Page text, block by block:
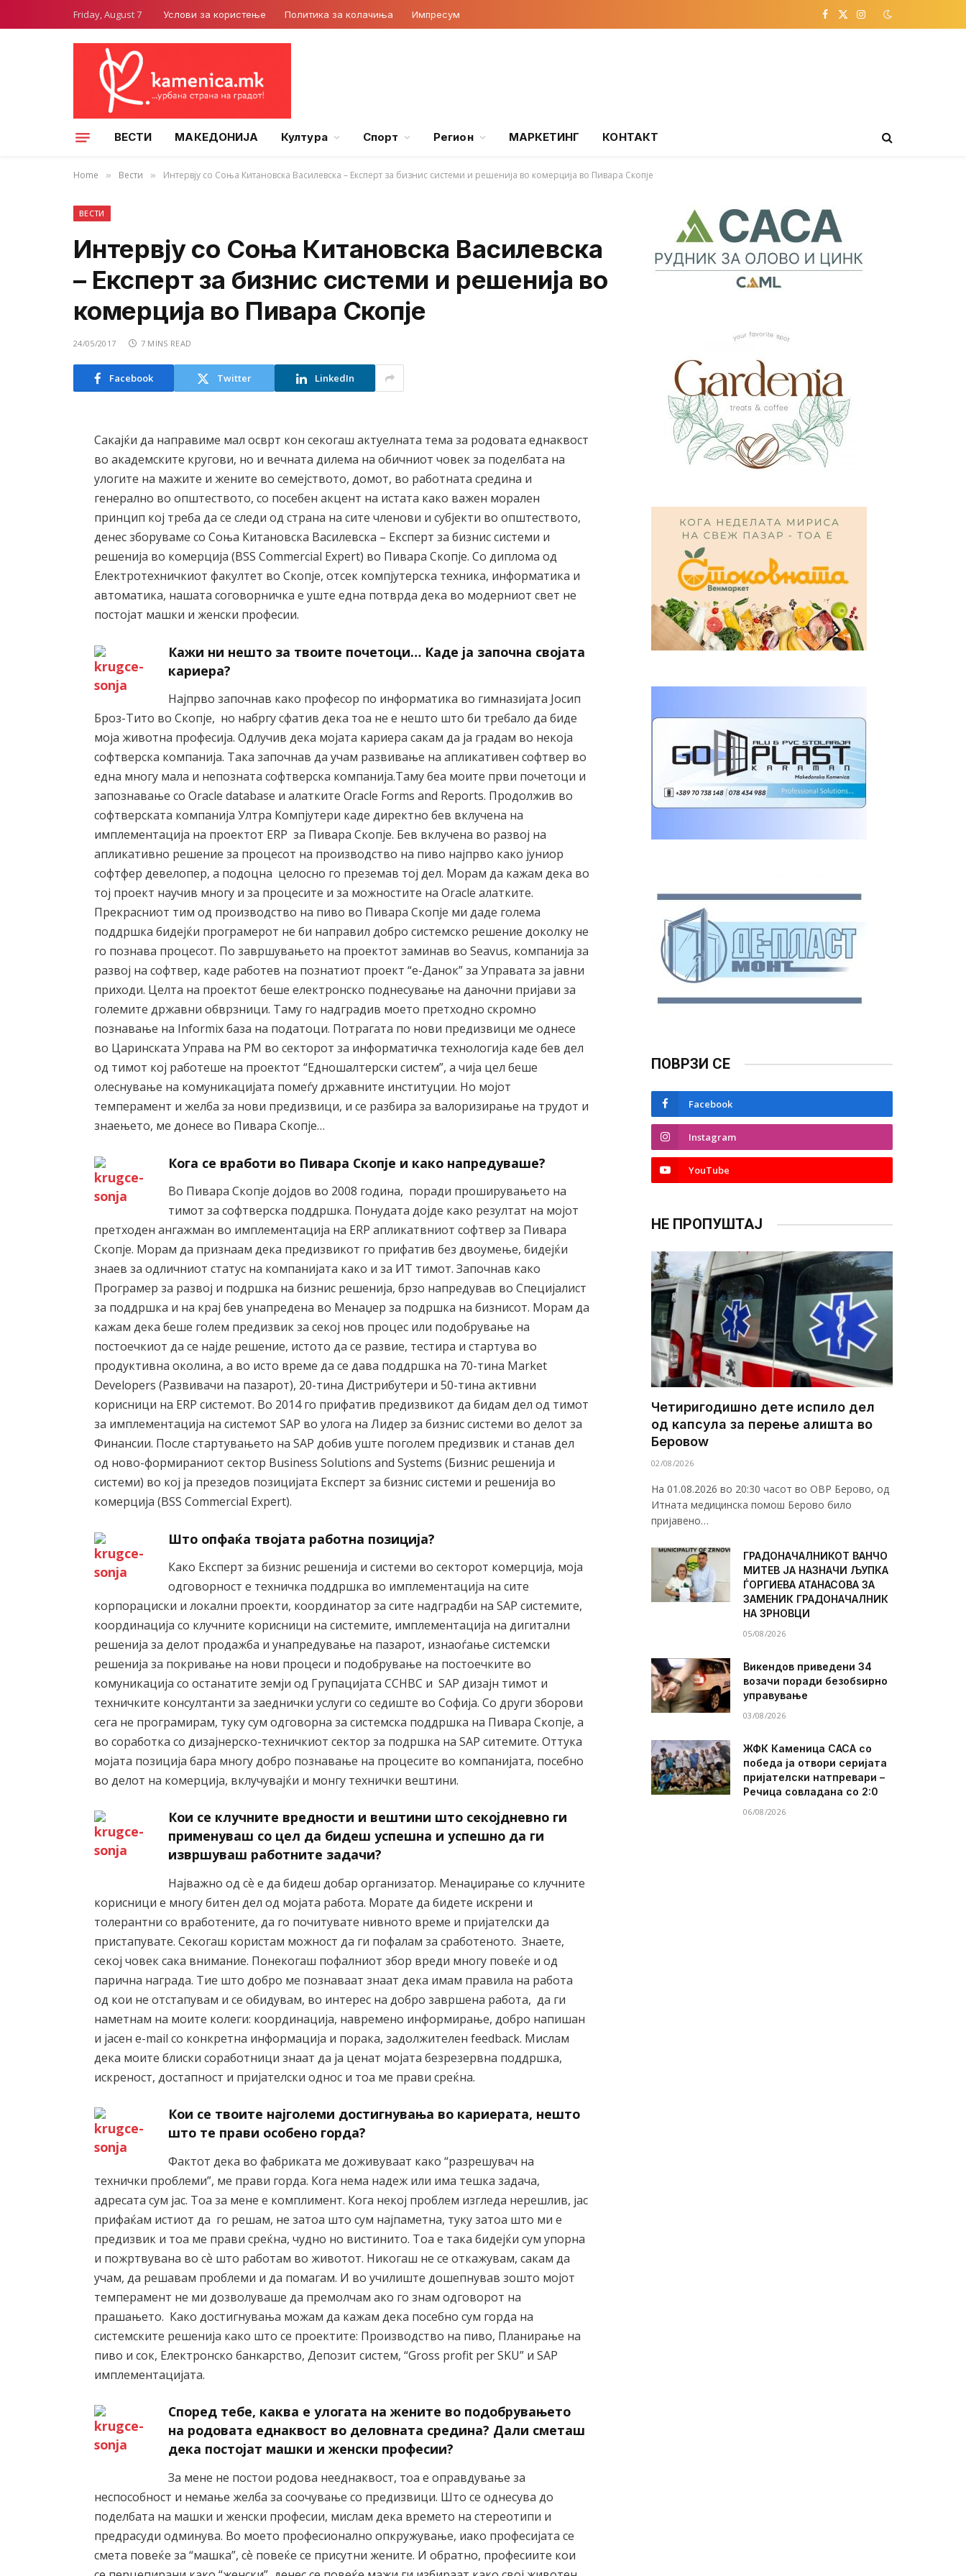
Friday, August 7 Услови за користење Политика за колачиња Импресум Facebook
X
Instagram
ВЕСТИ МАКЕДОНИЈА Култура Спорт Регион МАРКЕТИНГ КОНТАКТ
Home » Вести » Интервју со Соња Китановска Василевска – Експерт за бизнис системи и решенија во комерција во Пивара Скопје
ВЕСТИ
Интервју со Соња Китановска Василевска
– Експерт за бизнис системи и решенија во
комерција во Пивара Скопје
24/05/2017 7 MINS READ
Facebook Twitter LinkedIn
Сакајќи да направиме мал осврт кон секогаш актуелната тема за родовата еднаквост
во академските кругови, но и вечната дилема на обичниот човек за поделбата на
улогите на мажите и жените во семејството, домот, во работната средина и
генерално во општеството, со посебен акцент на истата како важен морален
принцип кој треба да се следи од страна на сите членови и субјекти во општеството,
денес зборуваме со Соња Китановска Василевска – Експерт за бизнис системи и
решенија во комерција (BSS Commercial Expert) во Пивара Скопје. Со диплома од
Електротехничкиот факултет во Скопје, отсек компјутерска техника, информатика и
автоматика, нашата соговорничка е уште една потврда дека во модерниот свет не
постојат машки и женски професии.
Кажи ни нешто за твоите почетоци… Каде ја започна својата
кариера?
Најпрво започнав како професор по информатика во гимназијата Јосип
Броз-Тито во Скопје, но набргу сфатив дека тоа не е нешто што би требало да биде
моја животна професија. Одлучив дека мојата кариера сакам да ја градам во некоја
софтверска компанија. Така започнав да учам развивање на апликативен софтвер во
една многу мала и непозната софтверска компанија.Таму беа моите први почетоци и
запознавање со Oracle database и алатките Oracle Forms and Reports. Продолжив во
софтверската компанија Ултра Компјутери каде директно бев вклучена на
имплементација на проектот ERP за Пивара Скопје. Бев вклучена во развој на
апликативно решение за процесот на производство на пиво најпрво како јуниор
софтфер девелопер, а подоцна целосно го преземав тој дел. Морам да кажам дека во
тој проект научив многу и за процесите и за можностите на Oracle алатките.
Прекрасниот тим од производство на пиво во Пивара Скопје ми даде голема
поддршка бидејќи програмерот не би направил добро системско решение доколку не
го познава процесот. По завршувањето на проектот заминав во Seavus, компанија за
развој на софтвер, каде работев на познатиот проект “е-Данок” за Управата за јавни
приходи. Целта на проектот беше електронско поднесување на даночни пријави за
големите државни обврзници. Таму го надградив моето претходно скромно
познавање на Informix база на податоци. Потрагата по нови предизвици ме однесе
во Царинската Управа на РМ во секторот за информатичка технологија каде бев дел
од тимот кој работеше на проектот “Едношалтерски систем”, а чија цел беше
олеснување на комуникацијата помеѓу државните институции. Но мојот
темперамент и желба за нови предизвици, и се разбира за валоризирање на трудот и
знаењето, ме донесе во Пивара Скопје…
Кога се вработи во Пивара Скопје и како напредуваше?
Во Пивара Скопје дојдов во 2008 година, поради проширувањето на
тимот за софтверска поддршка. Понудата дојде како резултат на мојот
претходен ангажман во имплементација на ERP апликатвниот софтвер за Пивара
Скопје. Морам да признаам дека предизвикот го прифатив без двоумење, бидејќи
знаев за одличниот статус на компанијата како и за ИТ тимот. Започнав како
Програмер за развој и подршка на бизнис решенија, брзо напредував во Специјалист
за поддршка и на крај бев унапредена во Менаџер за подршка на бизнисот. Морам да
кажам дека беше голем предизвик за секој нов процес или подобрување на
постоечкиот да се најде решение, истото да се развие, тестира и стартува во
продуктивна околина, а во исто време да се дава поддршка на 70-тина Market
Developers (Развивачи на пазарот), 20-тина Дистрибутери и 50-тина активни
корисници на ERP системот. Во 2014 го прифатив предизвикот да бидам дел од тимот
за имплементација на системот SAP во улога на Лидер за бизнис системи во делот за
Финансии. После стартувањето на SAP добив уште поголем предизвик и станав дел
од ново-формираниот сектор Business Solutions and Systems (Бизнис решенија и
системи) во кој ја презедов позицијата Експерт за бизнис системи и решенија во
комерција (BSS Commercial Expert).
Што опфаќа твојата работна позиција?
Како Експерт за бизнис решенија и системи во секторот комерција, моја
одговорност е техничка поддршка во имплементација на сите
корпорациски и локални проекти, координатор за сите надградби на SAP системите,
координација со клучните корисници на системите, имплементација на дигитални
решенија за делот продажба и унапредување на пазарот, изнаоѓање системски
решенија за покривање на нови процеси и подобрување на постоечките во
комуникација со останатите земји од Групацијата CCHBC и SAP дизајн тимот и
техничките консултанти за заеднички услуги со седиште во Софија. Со други зборови
сега не програмирам, туку сум одговорна за системска поддршка на Пивара Скопје, а
во соработка со дизајнерско-техничкиот сектор за подршка на SAP ситемите. Оттука
мојата позиција бара многу добро познавање на процесите во компанијата, посебно
во делот на комерција, вклучувајќи и монгу технички вештини.
Кои се клучните вредности и вештини што секојдневно ги
применуваш со цел да бидеш успешна и успешно да ги
извршуваш работните задачи?
Најважно од сѐ е да бидеш добар организатор. Менаџирање со клучните
корисници е многу битен дел од мојата работа. Морате да бидете искрени и
толерантни со вработените, да го почитувате нивното време и пријателски да
пристапувате. Секогаш користам можност да ги пофалам за сработеното. Знаете,
секој човек сака внимание. Понекогаш пофалниот збор вреди многу повеќе и од
парична награда. Тие што добро ме познаваат знаат дека имам правила на работа
од кои не отстапувам и се обидувам, во интерес на добро завршена работа, да ги
наметнам на моите колеги: координација, навремено информирање, добро напишан
и јасен e-mail со конкретна информација и порака, задолжителен feedback. Мислам
дека моите блиски соработници знаат да ја ценат мојата безрезервна поддршка,
искреност, достапност и пријателски однос и тоа ме прави среќна.
Кои се твоите најголеми достигнувања во кариерата, нешто
што те прави особено горда?
Фактот дека во фабриката ме доживуваат како “разрешувач на
технички проблеми”, ме прави горда. Кога нема надеж или има тешка задача,
адресата сум јас. Тоа за мене е комплимент. Кога некој проблем изгледа нерешлив, јас
прифаќам истиот да го решам, не затоа што сум најпаметна, туку затоа што ми е
предизвик и тоа ме прави среќна, чудно но вистинито. Тоа е така бидејќи сум упорна
и пожртвувана во сѐ што работам во животот. Никогаш не се откажувам, сакам да
учам, да решавам проблеми и да помагам. И во училиште дошепнував зошто мојот
темперамент не ми дозволуваше да премолчам ако го знам одговорот на
прашањето. Како достигнувања можам да кажам дека посебно сум горда на
системските решенија како што се проектите: Производство на пиво, Планирање на
пиво и сок, Електронско банкарство, Депозит систем, “Gross profit per SKU” и SAP
имплементацијата.
Според тебе, каква е улогата на жените во подобрувањето
на родовата еднаквост во деловната средина? Дали сметаш
дека постојат машки и женски професии?
За мене не постои родова нееднаквост, тоа е оправдување за
неспособност и немање желба за соочување со предизвици. Што се однесува до
поделбата на машки и женски професии, мислам дека времето на стереотипи и
предрасуди одминува. Во моето професионално опкружување, иако професијата се
смета повеќе за “машка”, сѐ повеќе се присутни жените. И обратно, професиите кои
ПОВРЗИ СЕ
Facebook
Instagram
YouTube
НЕ ПРОПУШТАЈ
Четиригодишно дете испило дел
од капсула за перење алишта во
Беровоw
02/08/2026
На 01.08.2026 во 20:30 часот во ОВР Берово, од
Итната медицинска помош Берово било
пријавено…
ГРАДОНАЧАЛНИКОТ ВАНЧО
МИТЕВ ЈА НАЗНАЧИ ЉУПКА
ЃОРГИЕВА АТАНАСОВА ЗА
ЗАМЕНИК ГРАДОНАЧАЛНИК
НА ЗРНОВЦИ
05/08/2026
Викендов приведени 34
возачи поради безобѕирно
управување
03/08/2026
ЖФК Каменица САСА со
победа ја отвори серијата
пријателски натпревари –
Речица совладана со 2:0
06/08/2026